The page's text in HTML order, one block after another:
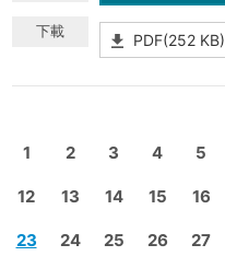
PDF(252 KB)
1 2 3 4 5
12 13 14 15 16
23 24 25 26 27